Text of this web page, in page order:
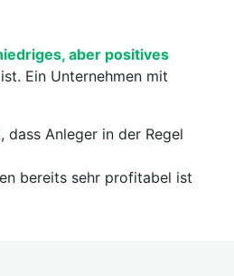
aber positives
Ein Unternehmen mit
dass Anleger in der Regel
bereits sehr profitabel ist